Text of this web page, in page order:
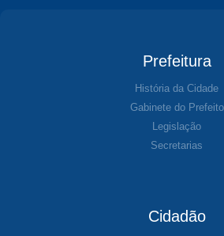
Prefeitura
História da Cidade
Gabinete do Prefeito
Legislação
Secretarias
Cidadão